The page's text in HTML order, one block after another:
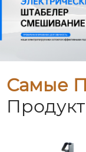
Самые